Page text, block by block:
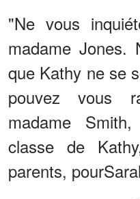
"Ne vous
madame Jones.
que Kathy ne se
pouvez vous
madame
classe de
parents,